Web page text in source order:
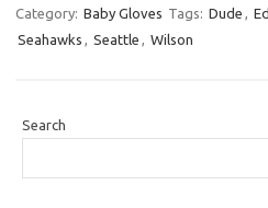
Category: Baby Gloves Tags: Dude ,
Seahawks , Seattle , Wilson
Search